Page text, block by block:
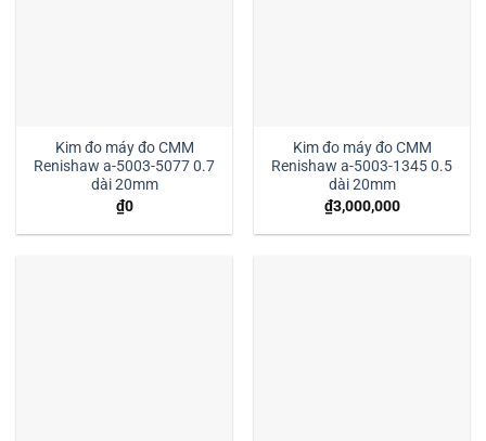
Kim đo máy đo CMM
Renishaw a-5003-5077 0.7
dài 20mm
₫0
Kim đo máy đo CMM
Renishaw a-5003-1345 0.5
dài 20mm
₫3,000,000